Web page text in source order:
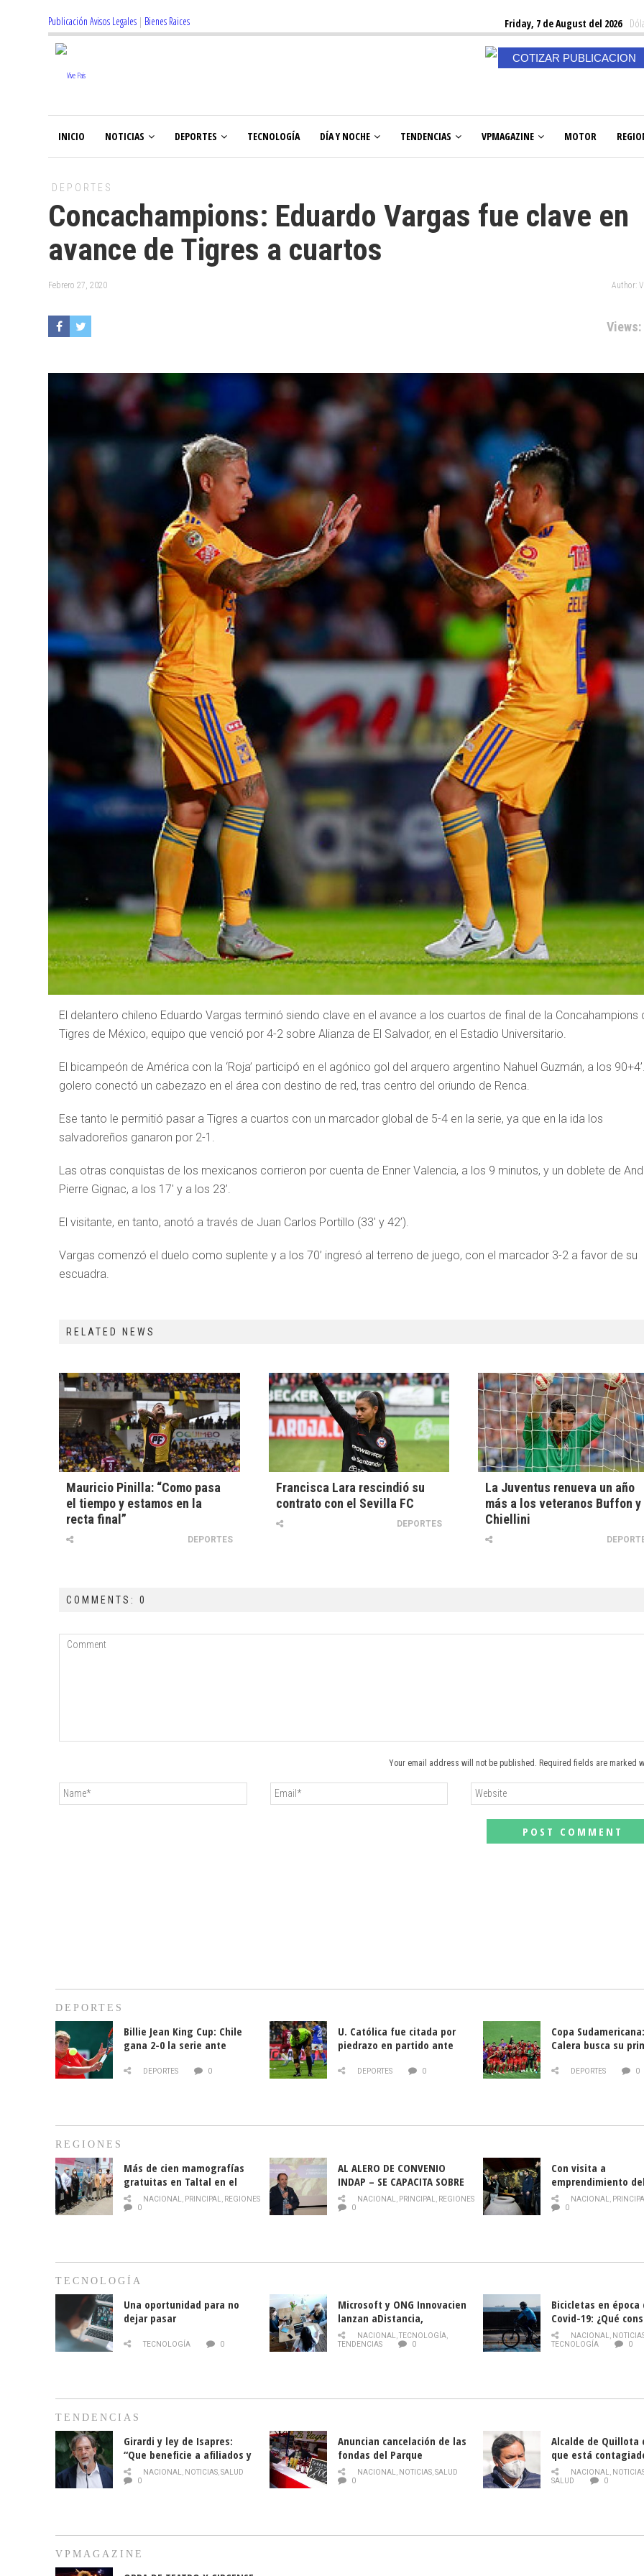
Publicación Avisos Legales | Bienes Raices Friday, 7 de August del 2026
COTIZAR PUBLICACION
INICIO NOTICIAS DEPORTES TECNOLOGÍA DÍA Y NOCHE TENDENCIAS VPMAGAZINE MOTOR
DEPORTES
Concachampions: Eduardo Vargas fue clave en
avance de Tigres a cuartos
Febrero 27, 2020 Author:
Views:
El delantero chileno Eduardo Vargas terminó siendo clave en el avance a los cuartos de final de la Concahampions
Tigres de México, equipo que venció por 4-2 sobre Alianza de El Salvador, en el Estadio Universitario.
El bicampeón de América con la ‘Roja’ participó en el agónico gol del arquero argentino Nahuel Guzmán, a los
golero conectó un cabezazo en el área con destino de red, tras centro del oriundo de Renca.
Ese tanto le permitió pasar a Tigres a cuartos con un marcador global de 5-4 en la serie, ya que en la ida los
salvadoreños ganaron por 2-1.
Las otras conquistas de los mexicanos corrieron por cuenta de Enner Valencia, a los 9 minutos, y un doblete de
Pierre Gignac, a los 17′ y a los 23’.
El visitante, en tanto, anotó a través de Juan Carlos Portillo (33′ y 42’).
Vargas comenzó el duelo como suplente y a los 70’ ingresó al terreno de juego, con el marcador 3-2 a favor de su
escuadra.
RELATED NEWS
Mauricio Pinilla: “Como pasa
el tiempo y estamos en la
recta final”
DEPORTES
Francisca Lara rescindió su
contrato con el Sevilla FC
DEPORTES
La Juventus renueva un año
más a los veteranos Buffon y
Chiellini
COMMENTS: 0
Your email address will not be published. Required fields are marked
DEPORTES
Billie Jean King Cup: Chile
gana 2-0 la serie ante
DEPORTES 0
U. Católica fue citada por
piedrazo en partido ante
DEPORTES 0
Copa
Calera busca su
DEPORTES 0
REGIONES
Más de cien mamografías
gratuitas en Taltal en el
mes de la prevención del
cáncer de mama
NACIONAL, PRINCIPAL, REGIONES
0
AL ALERO DE CONVENIO
INDAP – SE CAPACITA SOBRE
PLAGA DROSOPHILA SUZUKII
NACIONAL, PRINCIPAL, REGIONES
0
Con visita a
emprendimiento
y llamado al
historia campesina
NACIONAL,
0
TECNOLOGÍA
Una oportunidad para no
dejar pasar
TECNOLOGÍA 0
Microsoft y ONG Innovacien
lanzan aDistancia,
plataforma con cursos
gratuitos online sobre
NACIONAL,TECNOLOGÍA,
TENDENCIAS
0
Bicicletas en época
Covid-19: ¿Qué
momento de
NACIONAL,
TECNOLOGÍA
0
TENDENCIAS
Girardi y ley de Isapres:
“Que beneficie a afiliados y
no legalice el abuso”
NACIONAL, NOTICIAS,SALUD
0
Anuncian cancelación de las
fondas del Parque
O’Higgins debido al
coronavirus
NACIONAL, NOTICIAS,SALUD
0
Alcalde de Quillota
que está
COVID-19
NACIONAL,
SALUD
0
VPMAGAZINE